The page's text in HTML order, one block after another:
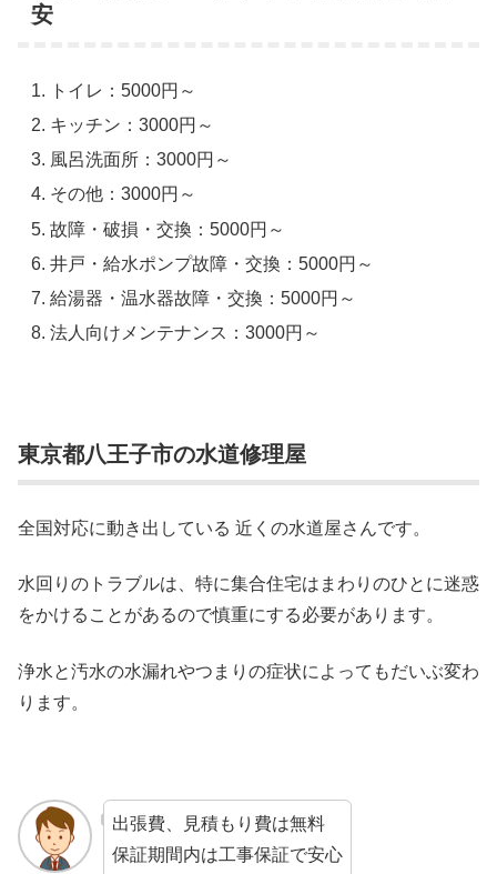
安
トイレ：5000円～
キッチン：3000円～
風呂洗面所：3000円～
その他：3000円～
故障・破損・交換：5000円～
井戸・給水ポンプ故障・交換：5000円～
給湯器・温水器故障・交換：5000円～
法人向けメンテナンス：3000円～
東京都八王子市の水道修理屋
全国対応に動き出している 近くの水道屋さんです。
水回りのトラブルは、特に集合住宅はまわりのひとに迷惑
をかけることがあるので慎重にする必要があります。
浄水と汚水の水漏れやつまりの症状によってもだいぶ変わ
ります。
出張費、見積もり費は無料
保証期間内は工事保証で安心